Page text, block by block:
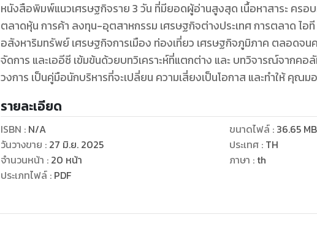
หนังสือพิมพ์แนวเศรษฐกิจราย 3 วัน ที่มียอดผู้อ่านสูงสุด เนื้อหาสาระ ครอบคลุมข่าวการเงิน-การธนาคาร
ตลาดหุ้น การค้า ลงทุน-อุตสาหกรรม เศรษฐกิจต่างประเทศ การตลาด ไอที ตลาดต่างแดน
อสังหาริมทรัพย์ เศรษฐกิจการเมือง ท่องเที่ยว เศรษฐกิจภูมิภาค ตลอดจนความเคลื่อนไหวด้านบริหาร
จัดการ และเออีซี เข้มข้นด้วยบทวิเคราะห์ที่แตกต่าง และ บทวิจารณ์จากคอลัมน์นิสต์ผู้ทรงคุณวุฒิจากทุก
วงการ เป็นคู่มือนักบริหารที่จะเปลี่ยน ความเสี่ยงเป็นโอกาส และทำให้ คุ
รายละเอียด
ISBN : N/A
วันวางขาย : 27 มิ.ย. 2025
จำนวนหน้า : 20 หน้า
ประเภทไฟล์: PDF
ขนาดไฟล์: 36.65 MB
ประเทศ : TH
ภาษา : th